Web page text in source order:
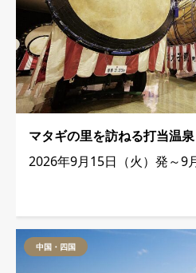
マタギの里を訪ねる打当温
2026年9月15日（火）発～9
中国・四国